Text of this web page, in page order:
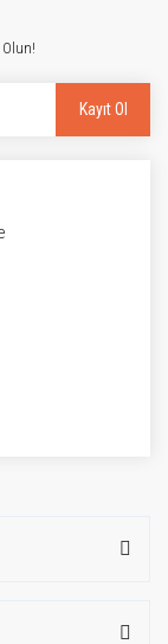
Kayıt Ol